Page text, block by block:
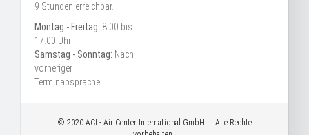
9 Stunden erreichbar.
Montag - Freitag: 8:00 bis
17:00 Uhr
Samstag - Sonntag: Nach
vorheriger
Terminabsprache
© 2020 ACI - Air Center International GmbH. Alle Rechte